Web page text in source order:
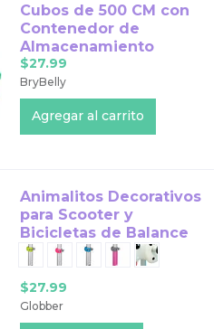
Cubos de 500 CM con
Contenedor de
Almacenamiento
$27.99
BryBelly
Animalitos Decorativos
para Scooter y
Bicicletas de Balance
$27.99
Globber